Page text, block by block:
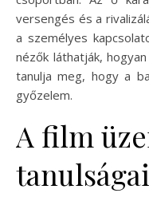
versengés és a
a személyes
nézők láthatják,
tanulja meg, hogy a
győzelem.
A film
tanulságai